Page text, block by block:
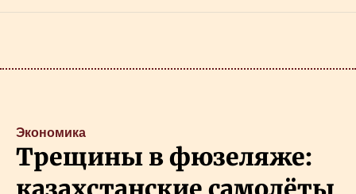
Экономика
Трещины в фюзеляже: